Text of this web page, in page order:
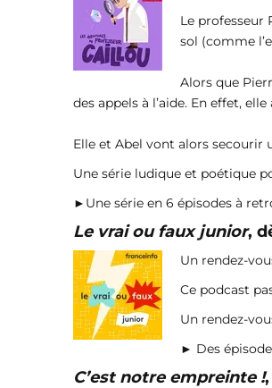
Le professeur
sol (comme
Alors que
des appels à l’aide. En effet,
Elle et Abel vont alors secourir
Une série ludique et poétique
►Une série en 6 épisodes à
Le vrai ou faux junior,
Un rendez-
Ce podcast
Un rendez-
► Des
C’est notre empreinte !